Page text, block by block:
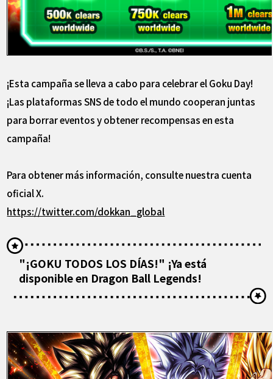
¡Esta campaña se lleva a cabo para celebrar el Goku Day!
¡Las plataformas SNS de todo el mundo cooperan juntas
para borrar eventos y obtener recompensas en esta
campaña!
Para obtener más información, consulte nuestra cuenta
oficial X.
https://twitter.com/dokkan_global
"¡GOKU TODOS LOS DÍAS!" ¡Ya está
disponible en Dragon Ball Legends!